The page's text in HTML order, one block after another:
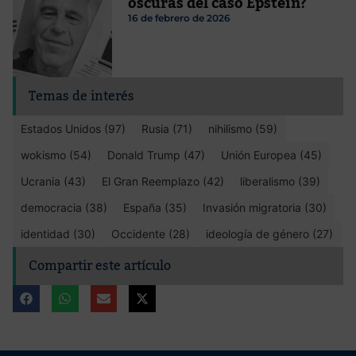
16 de febrero de 2026
Temas de interés
Estados Unidos (97) Rusia (71)
nihilismo (59)
wokismo (54)
Donald Trump (47)
Unión Europea (45)
Ucrania (43)
El Gran Reemplazo (42)
liberalismo (39)
democracia (38)
España (35)
Invasión migratoria (30)
identidad (30)
Occidente (28) ideología de género (27)
Compartir este artículo